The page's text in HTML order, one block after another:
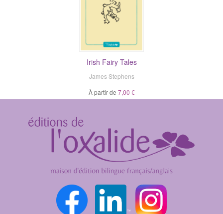
Irish Fairy Tales
James Stephens
À partir de 7,00 €